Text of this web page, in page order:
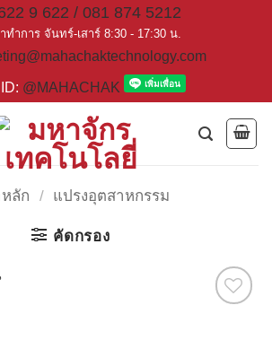
9 622 / 081 874 5212
าทำการ จันทร์-เสาร์ 8:30 - 17:30 น.
@MAHACHAK
ลัก / แปรงอุตสาหกรรม
คัดกรอง